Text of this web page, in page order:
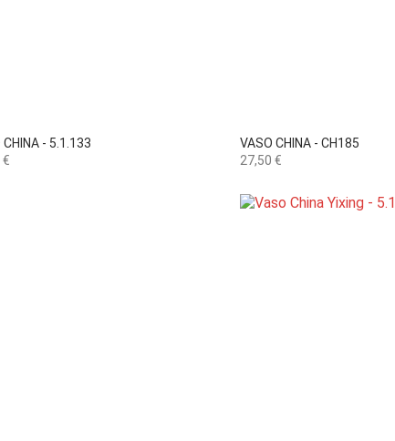
CHINA - 5.1.133
€
 Vista rápida
VASO CHINA - CH185
Preço
27,50 €
 Vista